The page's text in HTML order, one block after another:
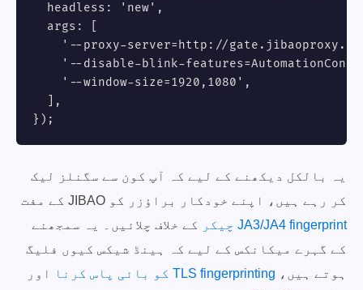
  headless: 'new',
  args: [
'--proxy-server=http://
'--disable-blink-
    '--window-size=1920,1080',
  ],
});
یہ بالکل دیکھنے کے لیے کہ آپ کون سے سگنلز لیک
کر رہے ہیں، اپنے خودکار براؤزر کو JIBAO کے مفت
JA3/JA4 fingerprint چیکر
کے خلاف چلائیں۔ یہ سمجھنے
کے گہرے میکانکس کے لیے کہ ہینڈ شیکس کیوں فلیگ
ہوتے ہیں، TLS fingerprinting کو بائی پاس کرنا
اور